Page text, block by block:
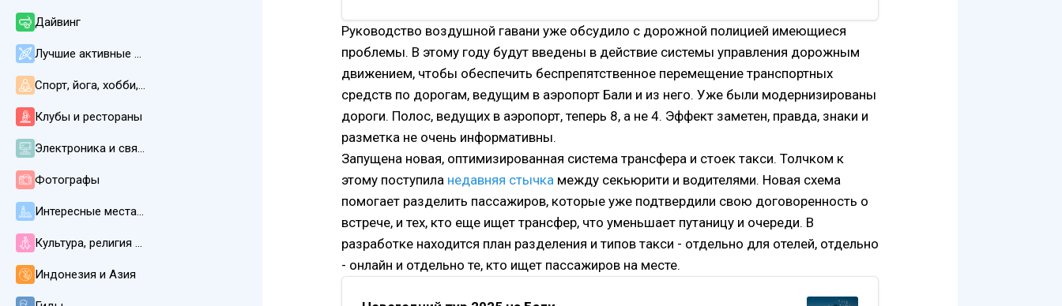
Руководство воздушной гавани уже обсудило с дорожной полицией имеющиеся
проблемы. В этому году будут введены в действие системы управления дорожным
движением, чтобы обеспечить беспрепятственное перемещение транспортных
средств по дорогам, ведущим в аэропорт Бали и из него. Уже были модернизированы
дороги. Полос, ведущих в аэропорт, теперь 8, а не 4. Эффект заметен, правда, знаки и
разметка не очень информативны.
Запущена новая, оптимизированная система трансфера и стоек такси. Толчком к
этому поступила недавняя стычка между секьюрити и водителями. Новая схема
помогает разделить пассажиров, которые уже подтвердили свою договоренность о
встрече, и тех, кто еще ищет трансфер, что уменьшает путаницу и очереди. В
разработке находится план разделения и типов такси - отдельно для отелей, отдельно
- онлайн и отдельно те, кто ищет пассажиров на месте.
Дайвинг
Лучшие активные развлечения
Спорт, йога, хобби, СПА, массаж
Клубы и рестораны
Электроника и связь
Фотографы
Интересные места, пляжи, погода и климат
Культура, религия и язык на Бали
Индонезия и Азия